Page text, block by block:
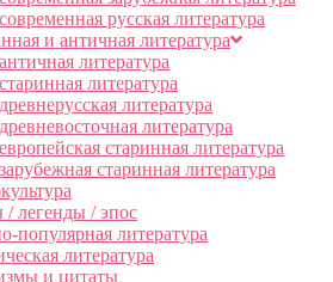
современная русская литература
и античная литература
античная литература
старинная литература
древнерусская литература
древневосточная литература
европейская старинная литература
зарубежная старинная литература
легенды / эпос
популярная литература
литература
и цитаты